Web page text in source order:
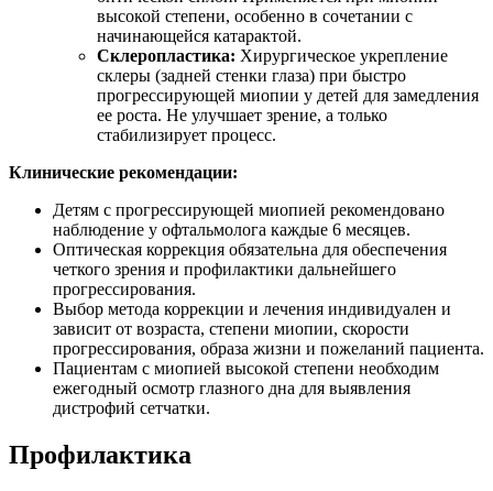
высокой степени, особенно в сочетании с
начинающейся катарактой.
Склеропластика: Хирургическое укрепление
склеры (задней стенки глаза) при быстро
прогрессирующей миопии у детей для замедления
ее роста. Не улучшает зрение, а только
стабилизирует процесс.
Клинические рекомендации:
Детям с прогрессирующей миопией рекомендовано
наблюдение у офтальмолога каждые 6 месяцев.
Оптическая коррекция обязательна для обеспечения
четкого зрения и профилактики дальнейшего
прогрессирования.
Выбор метода коррекции и лечения индивидуален и
зависит от возраста, степени миопии, скорости
прогрессирования, образа жизни и пожеланий пациента.
Пациентам с миопией высокой степени необходим
ежегодный осмотр глазного дна для выявления
дистрофий сетчатки.
Профилактика